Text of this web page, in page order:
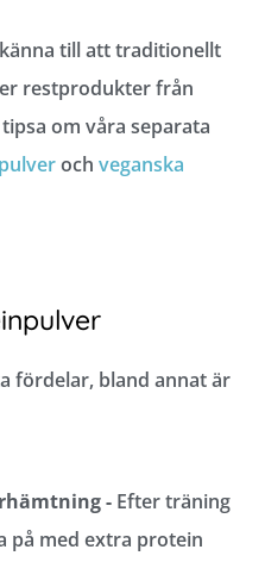
till att traditionellt
restprodukter från
om våra separata
och veganska
fördelar, bland annat är
- Efter träning
på med extra protein